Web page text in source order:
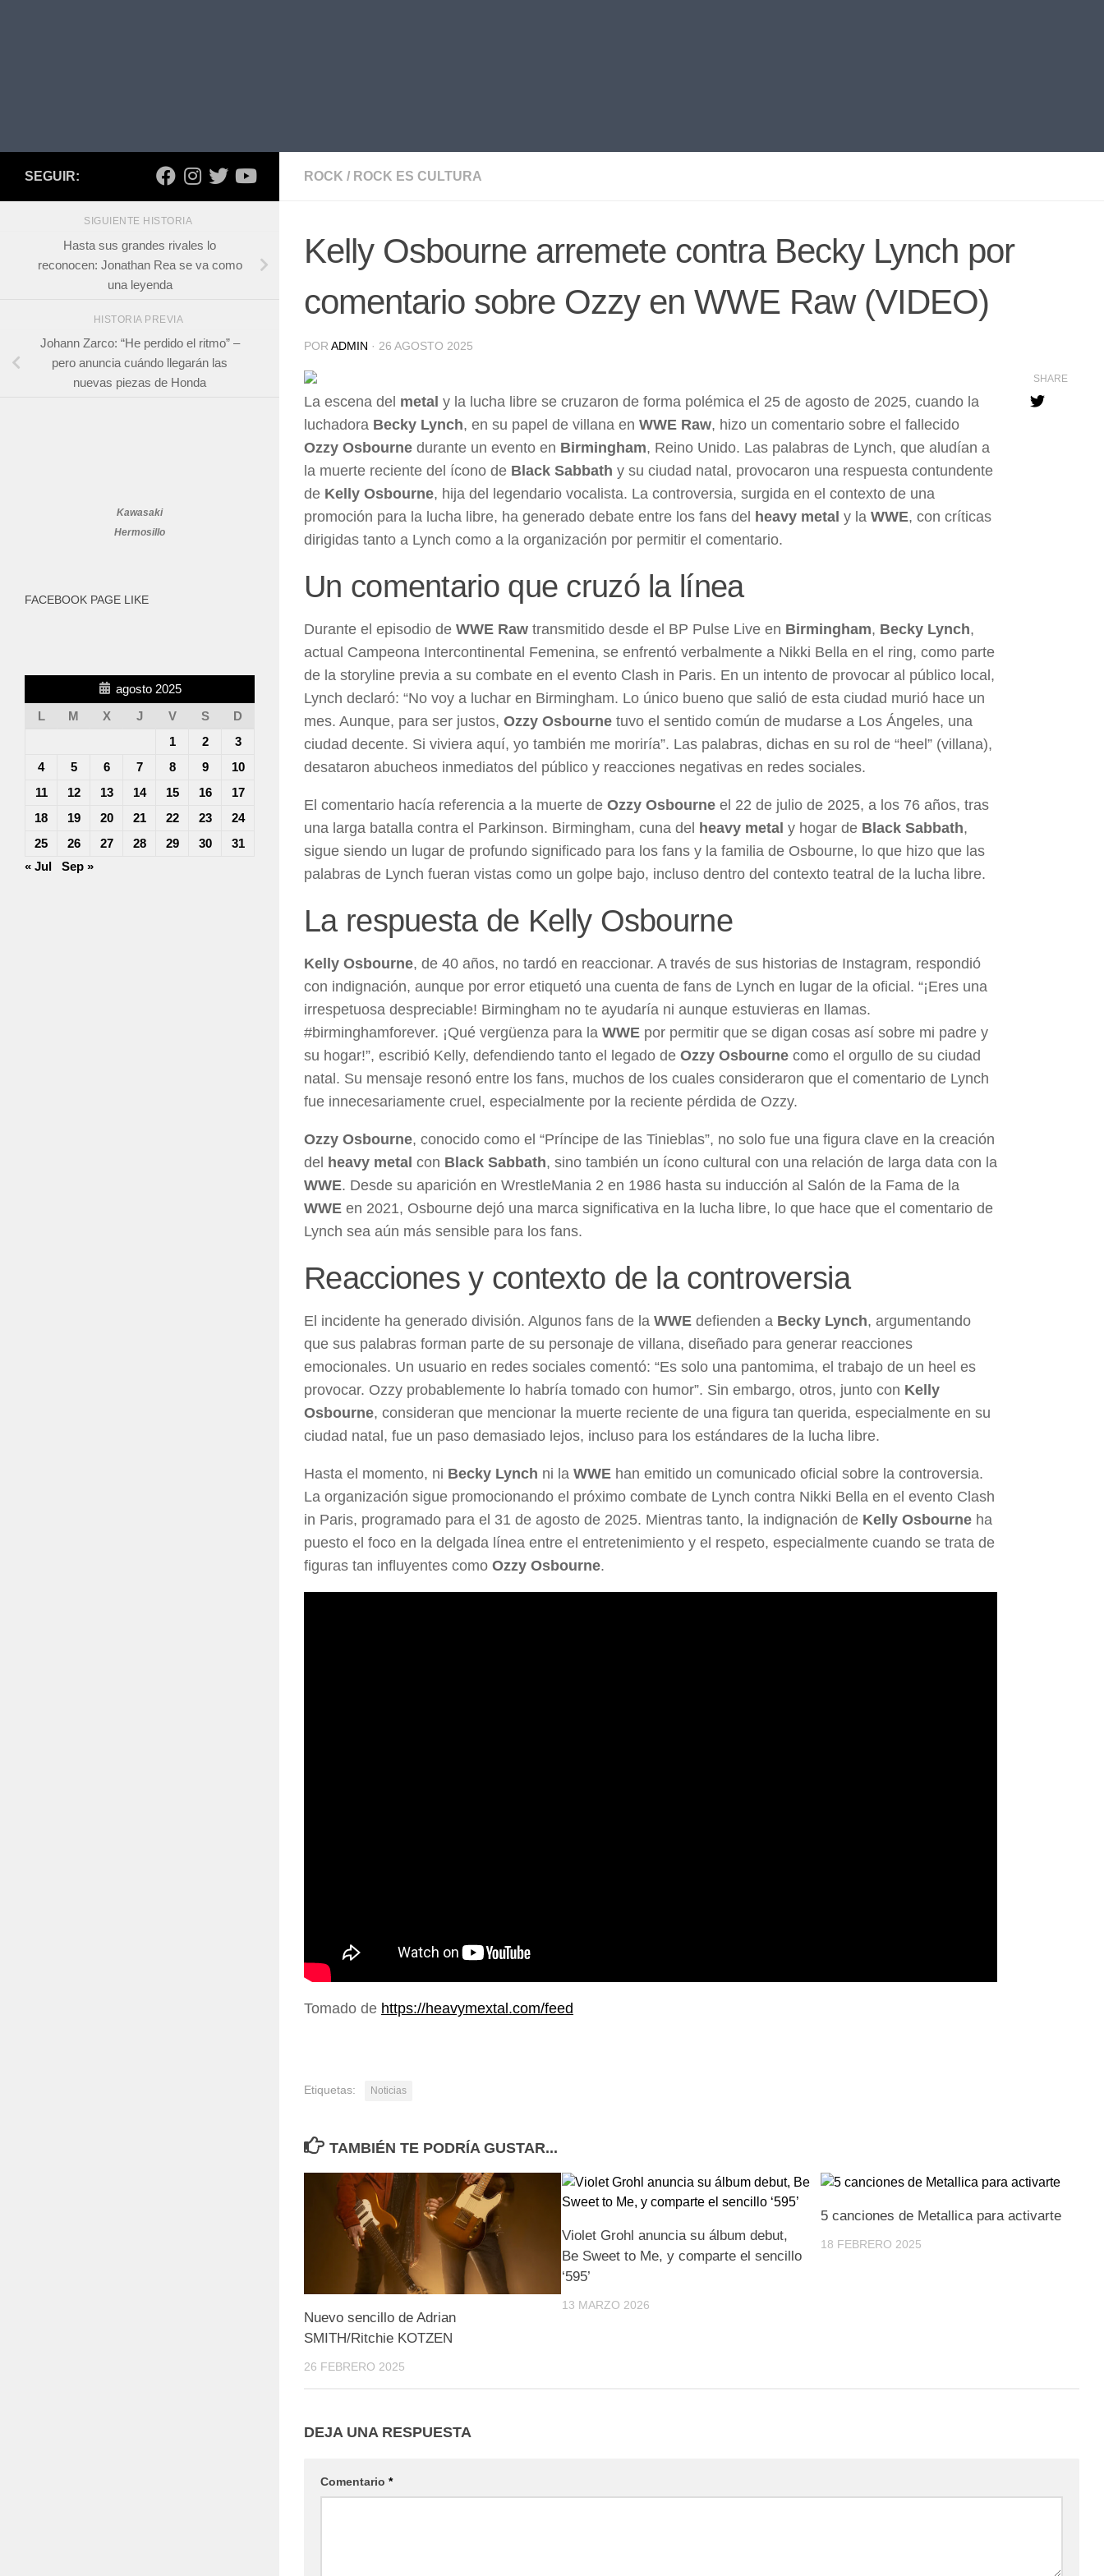
ROCK / ROCK ES CULTURA
Kelly Osbourne arremete contra Becky Lynch por
comentario sobre Ozzy en WWE Raw (VIDEO)
POR ADMIN · 26 AGOSTO 2025
La escena del metal y la lucha libre se cruzaron de forma polémica el 25 de agosto de 2025, cuando la
luchadora Becky Lynch, en su papel de villana en WWE Raw, hizo un comentario sobre el fallecido
Ozzy Osbourne durante un evento en Birmingham, Reino Unido. Las palabras de Lynch, que aludían a
la muerte reciente del ícono de Black Sabbath y su ciudad natal, provocaron una respuesta contundente
de Kelly Osbourne, hija del legendario vocalista. La controversia, surgida en el contexto de una
promoción para la lucha libre, ha generado debate entre los fans del heavy metal y la WWE, con críticas
dirigidas tanto a Lynch como a la organización por permitir el comentario.
Un comentario que cruzó la línea
Durante el episodio de WWE Raw transmitido desde el BP Pulse Live en Birmingham, Becky Lynch,
actual Campeona Intercontinental Femenina, se enfrentó verbalmente a Nikki Bella en el ring, como parte
de la storyline previa a su combate en el evento Clash in Paris. En un intento de provocar al público local,
Lynch declaró: “No voy a luchar en Birmingham. Lo único bueno que salió de esta ciudad murió hace un
mes. Aunque, para ser justos, Ozzy Osbourne tuvo el sentido común de mudarse a Los Ángeles, una
ciudad decente. Si viviera aquí, yo también me moriría”. Las palabras, dichas en su rol de “heel” (villana),
desataron abucheos inmediatos del público y reacciones negativas en redes sociales.
El comentario hacía referencia a la muerte de Ozzy Osbourne el 22 de julio de 2025, a los 76 años, tras
una larga batalla contra el Parkinson. Birmingham, cuna del heavy metal y hogar de Black Sabbath,
sigue siendo un lugar de profundo significado para los fans y la familia de Osbourne, lo que hizo que las
palabras de Lynch fueran vistas como un golpe bajo, incluso dentro del contexto teatral de la lucha libre.
La respuesta de Kelly Osbourne
Kelly Osbourne, de 40 años, no tardó en reaccionar. A través de sus historias de Instagram, respondió
con indignación, aunque por error etiquetó una cuenta de fans de Lynch en lugar de la oficial. “¡Eres una
irrespetuosa despreciable! Birmingham no te ayudaría ni aunque estuvieras en llamas.
#birminghamforever. ¡Qué vergüenza para la WWE por permitir que se digan cosas así sobre mi padre y
su hogar!”, escribió Kelly, defendiendo tanto el legado de Ozzy Osbourne como el orgullo de su ciudad
natal. Su mensaje resonó entre los fans, muchos de los cuales consideraron que el comentario de Lynch
fue innecesariamente cruel, especialmente por la reciente pérdida de Ozzy.
Ozzy Osbourne, conocido como el “Príncipe de las Tinieblas”, no solo fue una figura clave en la creación
del heavy metal con Black Sabbath, sino también un ícono cultural con una relación de larga data con la
WWE. Desde su aparición en WrestleMania 2 en 1986 hasta su inducción al Salón de la Fama de la
WWE en 2021, Osbourne dejó una marca significativa en la lucha libre, lo que hace que el comentario de
Lynch sea aún más sensible para los fans.
Reacciones y contexto de la controversia
El incidente ha generado división. Algunos fans de la WWE defienden a Becky Lynch, argumentando
que sus palabras forman parte de su personaje de villana, diseñado para generar reacciones
emocionales. Un usuario en redes sociales comentó: “Es solo una pantomima, el trabajo de un heel es
provocar. Ozzy probablemente lo habría tomado con humor”. Sin embargo, otros, junto con Kelly
Osbourne, consideran que mencionar la muerte reciente de una figura tan querida, especialmente en su
ciudad natal, fue un paso demasiado lejos, incluso para los estándares de la lucha libre.
Hasta el momento, ni Becky Lynch ni la WWE han emitido un comunicado oficial sobre la controversia.
La organización sigue promocionando el próximo combate de Lynch contra Nikki Bella en el evento Clash
in Paris, programado para el 31 de agosto de 2025. Mientras tanto, la indignación de Kelly Osbourne ha
puesto el foco en la delgada línea entre el entretenimiento y el respeto, especialmente cuando se trata de
figuras tan influyentes como Ozzy Osbourne.
Tomado de https://heavymextal.com/feed
SHARE
Etiquetas: Noticias
TAMBIÉN TE PODRÍA GUSTAR...
Nuevo sencillo de Adrian
SMITH/Ritchie KOTZEN
26 FEBRERO 2025
Violet Grohl anuncia su álbum debut,
Be Sweet to Me, y comparte el sencillo
‘595’
13 MARZO 2026
5 canciones de Metallica para activarte
18 FEBRERO 2025
DEJA UNA RESPUESTA
Comentario *
SEGUIR:
SIGUIENTE HISTORIA
Hasta sus grandes rivales lo
reconocen: Jonathan Rea se va como
una leyenda
HISTORIA PREVIA
Johann Zarco: “He perdido el ritmo” –
pero anuncia cuándo llegarán las
nuevas piezas de Honda
Kawasaki
Hermosillo
FACEBOOK PAGE LIKE
agosto 2025
L
M X J V S
D
1
2
3
4
5 6 7 8 9
10
11
12 13 14 15 16
17
18
19 20 21 22 23
24
25
26 27 28 29 30
31
« Jul
Sep »